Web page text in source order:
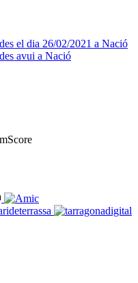
el dia 26/02/2021 a Nació
avui a Nació